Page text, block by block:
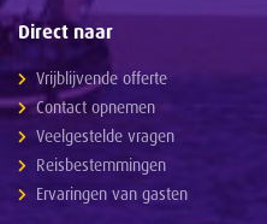
Direct naar
Vrijblijvende offerte
Contact opnemen
Veelgestelde vragen
Reisbestemmingen
Ervaringen van gasten